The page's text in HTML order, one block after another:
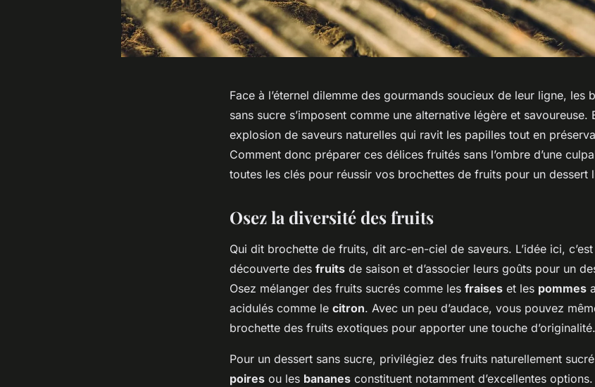
Face à l’éternel dilemme des gourmands soucieux de leur ligne, les
sans sucre s’imposent comme une alternative légère et savoureuse.
explosion de saveurs naturelles qui ravit les papilles tout en
Comment donc préparer ces délices fruités sans l’ombre d’une
toutes les clés pour réussir vos brochettes de fruits pour un dessert
Osez la diversité des fruits
Qui dit brochette de fruits, dit arc-en-ciel de saveurs. L’idée ici,
découverte des fruits de saison et d’associer leurs goûts pour un
Osez mélanger des fruits sucrés comme les fraises et les pommes
acidulés comme le citron. Avec un peu d’audace, vous pouvez
brochette des fruits exotiques pour apporter une touche d’originalité.
Pour un dessert sans sucre, privilégiez des fruits naturellement
poires ou les bananes constituent notamment d’excellentes